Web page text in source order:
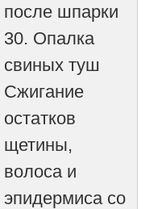
после шпарки
30. Опалка
свиных туш
Сжигание
остатков
щетины,
волоса и
эпидермиса со